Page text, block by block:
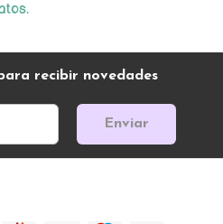
recibir novedades
Enviar